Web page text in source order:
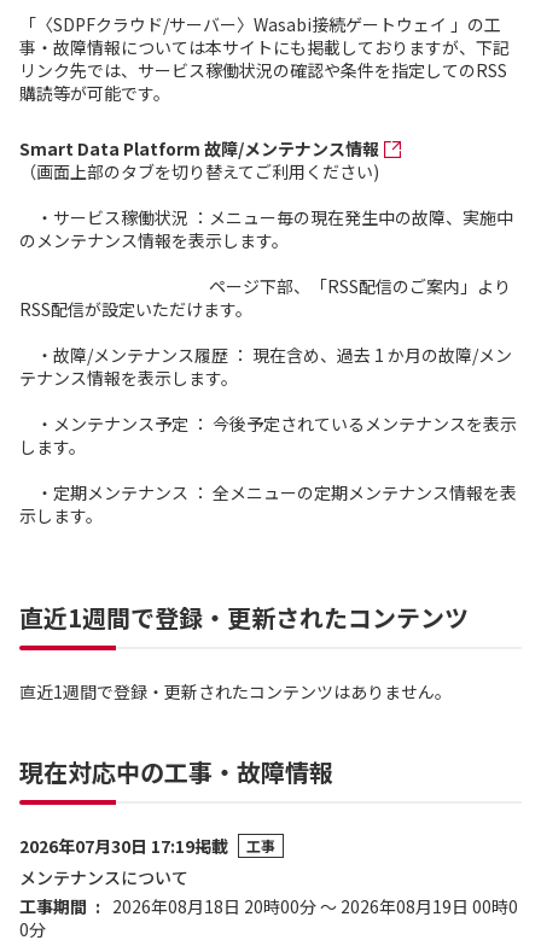
「〈SDPFクラウド/サーバー〉Wasabi接続ゲートウェイ 」の工
事・故障情報については本サイトにも掲載しておりますが、下記
リンク先では、サービス稼働状況の確認や条件を指定してのRSS
購読等が可能です。
Smart Data Platform 故障/メンテナンス情報
（画面上部のタブを切り替えてご利用ください)
・サービス稼働状況 ：メニュー毎の現在発生中の故障、実施中
のメンテナンス情報を表示します。
ページ下部、「RSS配信のご案内」より
RSS配信が設定いただけます。
・故障/メンテナンス履歴 ： 現在含め、過去 1 か月の故障/メン
テナンス情報を表示します。
・メンテナンス予定 ： 今後予定されているメンテナンスを表示
します。
・定期メンテナンス ： 全メニューの定期メンテナンス情報を表
示します。
直近1週間で登録・更新されたコンテンツ
直近1週間で登録・更新されたコンテンツはありません。
現在対応中の工事・故障情報
2026年07月30日 17:19掲載 工事
メンテナンスについて
工事期間
2026年08月18日 20時00分 ～ 2026年08月19日 00時0
0分